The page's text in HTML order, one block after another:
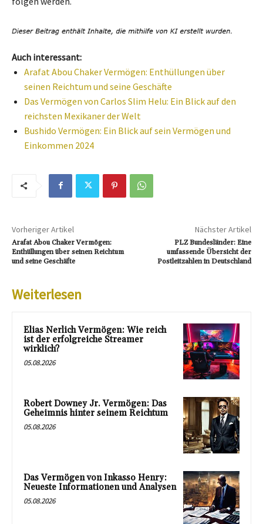
Auch interessant:
Arafat Abou Chaker Vermögen: Enthüllungen über
seinen Reichtum und seine Geschäfte
Das Vermögen von Carlos Slim Helu: Ein Blick auf den
reichsten Mexikaner der Welt
Bushido Vermögen: Ein Blick auf sein Vermögen und
Einkommen 2024
Vorheriger Artikel
Arafat Abou Chaker Vermögen:
Enthüllungen über seinen Reichtum
und seine Geschäfte
Nächster Artikel
PLZ Bundesländer: Eine
umfassende Übersicht der
Postleitzahlen in Deutschland
Weiterlesen
Elias Nerlich Vermögen: Wie reich
ist der erfolgreiche Streamer
wirklich?
05.08.2026
Robert Downey Jr. Vermögen: Das
Geheimnis hinter seinem Reichtum
05.08.2026
Das Vermögen von Inkasso Henry:
Neueste Informationen und Analysen
05.08.2026